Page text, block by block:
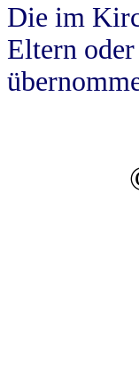
Die im
Eltern